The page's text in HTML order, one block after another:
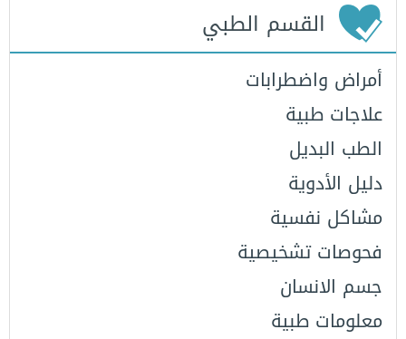
القسم الطبي
أمراض واضطرابات
علاجات طبية
الطب البديل
دليل الأدوية
مشاكل نفسية
فحوصات تشخيصية
جسم الانسان
معلومات طبية